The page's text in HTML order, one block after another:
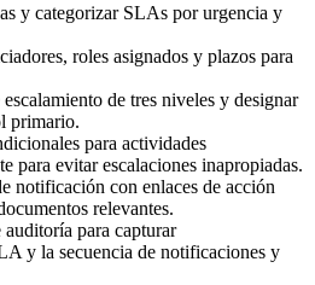
y categorizar SLAs por urgencia y
roles asignados y plazos para
de tres niveles y designar
primario.
para actividades
para evitar escalaciones inapropiadas.
notificación con enlaces de acción
relevantes.
para capturar
y la secuencia de notificaciones y